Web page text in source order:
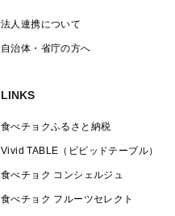
法人連携について
自治体・省庁の方へ
LINKS
食べチョクふるさと納税
Vivid TABLE（ビビッドテーブル）
食べチョク コンシェルジュ
食べチョク フルーツセレクト